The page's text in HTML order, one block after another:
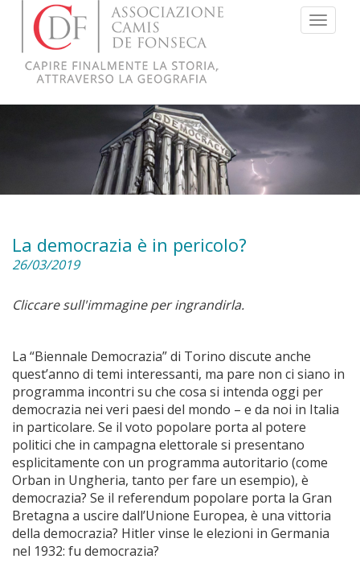
Menu
La democrazia è in pericolo?
26/03/2019
Cliccare sull'immagine per ingrandirla.
La “Biennale Democrazia” di Torino discute anche
quest’anno di temi interessanti, ma pare non ci siano in
programma incontri su che cosa si intenda oggi per
democrazia nei veri paesi del mondo – e da noi in Italia
in particolare. Se il voto popolare porta al potere
politici che in campagna elettorale si presentano
esplicitamente con un programma autoritario (come
Orban in Ungheria, tanto per fare un esempio), è
democrazia? Se il referendum popolare porta la Gran
Bretagna a uscire dall’Unione Europea, è una vittoria
della democrazia? Hitler vinse le elezioni in Germania
nel 1932: fu democrazia?